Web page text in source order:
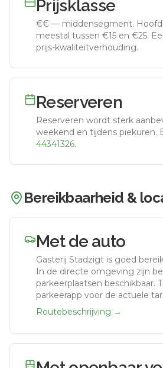
Prijsklasse
€€ — middensegment.
meestal tussen €15 en €25.
prijs-kwaliteitverhouding.
Reserveren
Reserveren wordt sterk
weekend en tijdens piekuren.
44341326.
Bereikbaarheid &
Met de auto
Gasterij Stadzigt is goed
In de directe omgeving zijn
parkeerplaatsen beschikbaar.
parkeerapp voor de actuele
Routebeschrijving →